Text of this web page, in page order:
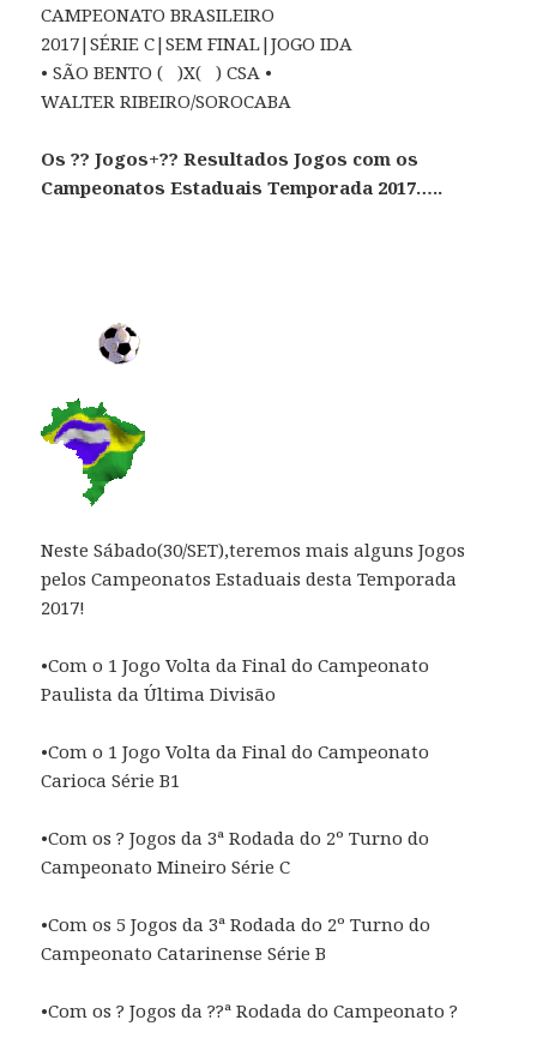
CAMPEONATO BRASILEIRO
2017|SÉRIE C|SEM FINAL|JOGO IDA
• SÃO BENTO ( )X( ) CSA •
WALTER RIBEIRO/SOROCABA
Os ?? Jogos+?? Resultados Jogos com os
Campeonatos Estaduais Temporada 2017…..
Neste Sábado(30/SET),teremos mais alguns Jogos
pelos Campeonatos Estaduais desta Temporada
2017!
•Com o 1 Jogo Volta da Final do Campeonato
Paulista da Última Divisão
•Com o 1 Jogo Volta da Final do Campeonato
Carioca Série B1
•Com os ? Jogos da 3ª Rodada do 2º Turno do
Campeonato Mineiro Série C
•Com os 5 Jogos da 3ª Rodada do 2º Turno do
Campeonato Catarinense Série B
•Com os ? Jogos da ??ª Rodada do Campeonato ?